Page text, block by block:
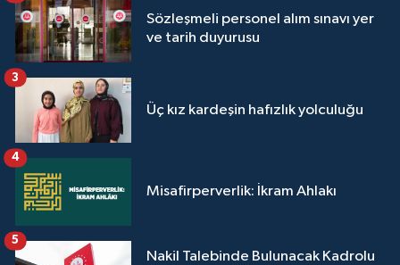
Sözleşmeli personel alım sınavı yer
ve tarih duyurusu
Üç kız kardeşin hafızlık yolculuğu
3
Misafirperverlik: İkram Ahlakı
4
Nakil Talebinde Bulunacak Kadrolu
5
Yalova Müftülüğü
Yozgat Müftülüğü
Zonguldak Müftülüğü